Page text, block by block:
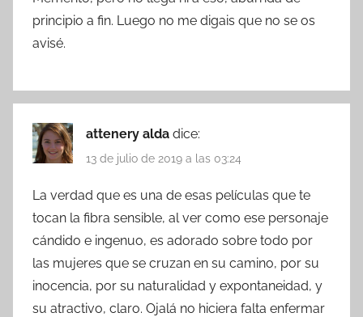
principio a fin. Luego no me digais que no se os
avisé.
attenery alda dice:
13 de julio de 2019 a las 03:24
La verdad que es una de esas películas que te
tocan la fibra sensible, al ver como ese personaje
cándido e ingenuo, es adorado sobre todo por
las mujeres que se cruzan en su camino, por su
inocencia, por su naturalidad y expontaneidad, y
su atractivo, claro. Ojalá no hiciera falta enfermar